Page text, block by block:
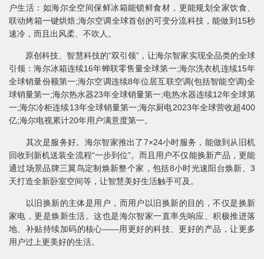
户生活：如海尔全空间保鲜冰箱能锁鲜食材，更能规划全家饮食、
联动烤箱一键烘焙;海尔空调全球首创的可变分流科技，能做到15秒
速冷，而且出风柔、不吹人。
原创科技、智慧科技的“双引领”，让海尔智家实现全品类的全球
引领：海尔冰箱连续16年蝉联零售量全球第一;海尔洗衣机连续15年
全球销量份额第一;海尔空调连续8年位居互联空调(包括智能空调)全
球销量第一;海尔热水器23年全球销量第一;电热水器连续12年全球第
一;海尔冷柜连续13年全球销量第一;海尔厨电2023年全球营收超400
亿;海尔电视累计20年用户满意度第一。
其次是服务好。海尔智家推出了7×24小时服务，能做到从旧机
回收到新机送装全流程“一步到位”。而且用户不仅能换新产品，更能
通过场景品牌三翼鸟定制焕新整个家，包括8小时光速阳台焕新、3
天打造全新卧室空间等，让智慧美好生活触手可及。
以旧换新的主体是用户，而用户以旧换新的目的，不仅是换新
家电，更是焕新生活。这也是海尔智家一直率先响应、积极推进落
地、补贴持续加码的核心——用更好的科技、更好的产品，让更多
用户过上更美好的生活。